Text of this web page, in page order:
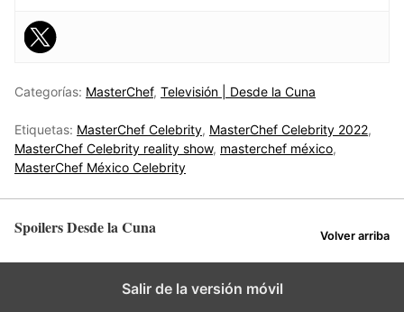
Categorías: MasterChef, Televisión | Desde la Cuna
Etiquetas: MasterChef Celebrity, MasterChef Celebrity 2022,
MasterChef Celebrity reality show, masterchef méxico,
MasterChef México Celebrity
Spoilers Desde la Cuna Volver arriba
Salir de la versión móvil